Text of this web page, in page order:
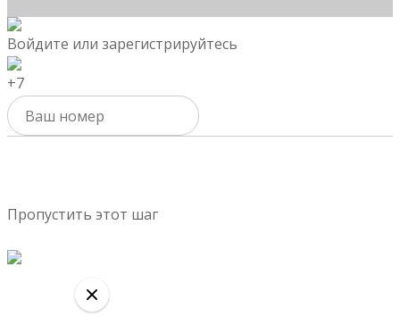
Войдите или зарегистрируйтесь
+7
Пропустить этот шаг